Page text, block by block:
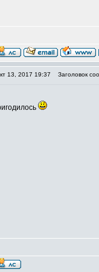
13, 2017 19:37 Заголовок